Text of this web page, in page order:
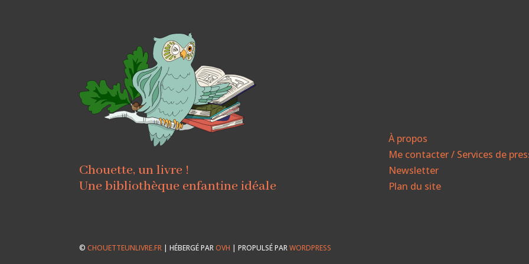
Chouette, un livre !
Une bibliothèque enfantine idéale
À propos
Me contacter / Services de
Newsletter
Plan du site
©CHOUETTEUNLIVRE.FR | HÉBERGÉ PAROVH | PROPULSÉ PARWORDPRESS